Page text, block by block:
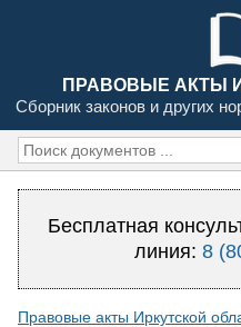
ПРАВОВЫЕ АКТЫ
Сборник законов и других
Бесплатная
линия:8
Правовые акты Иркутской